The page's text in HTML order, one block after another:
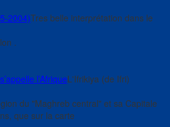
2004)Tres belle interprétation dans le
.
l’AfriqueL'Ifrikiya (de Ifri)
du "Maghreb central" et sa Capitale
que sur la carte